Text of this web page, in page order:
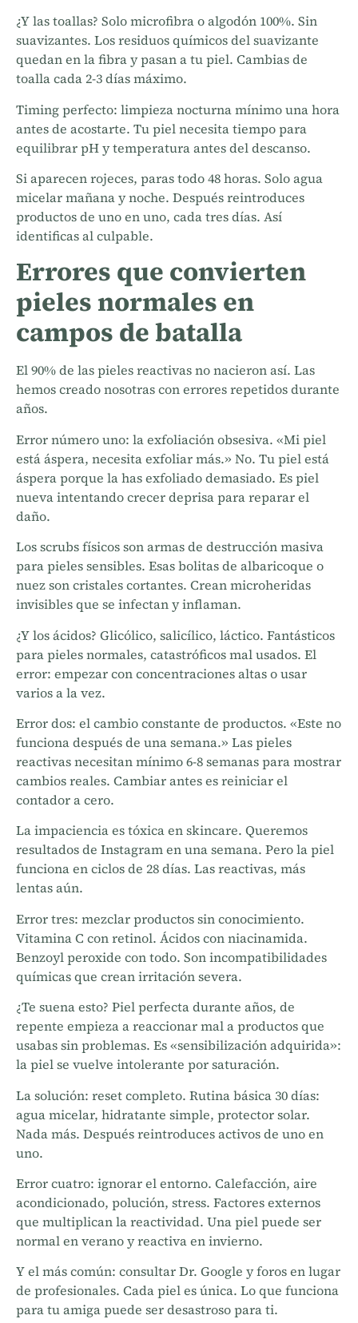
¿Y las toallas? Solo microfibra o algodón 100%. Sin
suavizantes. Los residuos químicos del suavizante
quedan en la fibra y pasan a tu piel. Cambias de
toalla cada 2-3 días máximo.
Timing perfecto: limpieza nocturna mínimo una hora
antes de acostarte. Tu piel necesita tiempo para
equilibrar pH y temperatura antes del descanso.
Si aparecen rojeces, paras todo 48 horas. Solo agua
micelar mañana y noche. Después reintroduces
productos de uno en uno, cada tres días. Así
identificas al culpable.
Errores que convierten
pieles normales en
campos de batalla
El 90% de las pieles reactivas no nacieron así. Las
hemos creado nosotras con errores repetidos durante
años.
Error número uno: la exfoliación obsesiva. «Mi piel
está áspera, necesita exfoliar más.» No. Tu piel está
áspera porque la has exfoliado demasiado. Es piel
nueva intentando crecer deprisa para reparar el
daño.
Los scrubs físicos son armas de destrucción masiva
para pieles sensibles. Esas bolitas de albaricoque o
nuez son cristales cortantes. Crean microheridas
invisibles que se infectan y inflaman.
¿Y los ácidos? Glicólico, salicílico, láctico. Fantásticos
para pieles normales, catastróficos mal usados. El
error: empezar con concentraciones altas o usar
varios a la vez.
Error dos: el cambio constante de productos. «Este no
funciona después de una semana.» Las pieles
reactivas necesitan mínimo 6-8 semanas para mostrar
cambios reales. Cambiar antes es reiniciar el
contador a cero.
La impaciencia es tóxica en skincare. Queremos
resultados de Instagram en una semana. Pero la piel
funciona en ciclos de 28 días. Las reactivas, más
lentas aún.
Error tres: mezclar productos sin conocimiento.
Vitamina C con retinol. Ácidos con niacinamida.
Benzoyl peroxide con todo. Son incompatibilidades
químicas que crean irritación severa.
¿Te suena esto? Piel perfecta durante años, de
repente empieza a reaccionar mal a productos que
usabas sin problemas. Es «sensibilización adquirida»:
la piel se vuelve intolerante por saturación.
La solución: reset completo. Rutina básica 30 días:
agua micelar, hidratante simple, protector solar.
Nada más. Después reintroduces activos de uno en
uno.
Error cuatro: ignorar el entorno. Calefacción, aire
acondicionado, polución, stress. Factores externos
que multiplican la reactividad. Una piel puede ser
normal en verano y reactiva en invierno.
Y el más común: consultar Dr. Google y foros en lugar
de profesionales. Cada piel es única. Lo que funciona
para tu amiga puede ser desastroso para ti.